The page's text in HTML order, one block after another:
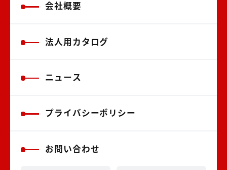
会社概要
法人用カタログ
ニュース
プライバシーポリシー
お問い合わせ